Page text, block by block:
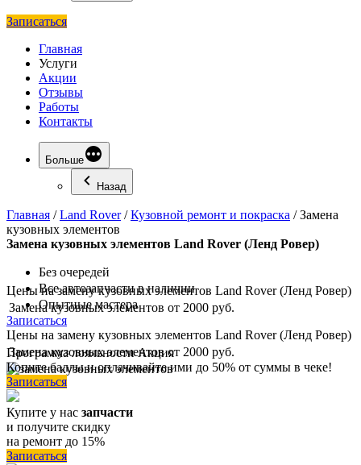
Записаться
Главная
Услуги
Акции
Отзывы
Работы
Контакты
Больше
Назад
Главная /Land Rover/Кузовной ремонт и покраска /Замена
кузовных элементов
Замена кузовных элементов Land Rover (Ленд Ровер)
Без очередей
Все автозапчасти в наличии
Опытные мастера
Записаться
Цены на замену кузовных элементов Land Rover (Ленд Ровер)
Замена кузовных элементов от 2000 руб.
Цены на замену кузовных элементов Land Rover (Ленд Ровер)
Замена кузовных элементов от 2000 руб.
ПрограммалояльностиАкция
Копите баллы и оплачивайте ими до 50% от суммы в чеке!
Записаться
Купите у нас запчасти
и получите скидку
на ремонт до 15%
Записаться